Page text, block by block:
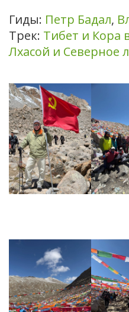
Гиды: Петр Бадал,
Трек: Тибет и Кора
Лхасой и Северное